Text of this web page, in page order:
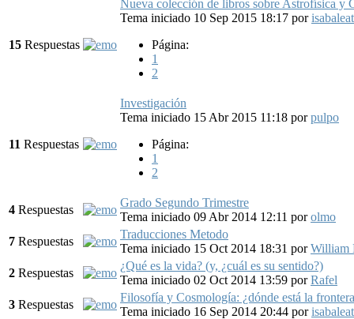
15 Respuestas
Nueva colección de libros sobre Astrofísica y
Tema iniciado 10 Sep 2015 18:17 por
Página:
1
2
11 Respuestas
Investigación
Tema iniciado 15 Abr 2015 11:18 porpulpo
Página:
1
2
4 Respuestas
Grado Segundo Trimestre
Tema iniciado 09 Abr 2014 12:11 porolmo
7 Respuestas
Traducciones Metodo
Tema iniciado 15 Oct 2014 18:31 porWilliam
2 Respuestas
¿Qué es la vida? (y, ¿cuál es su sentido?)
Tema iniciado 02 Oct 2014 13:59 porRafel
3 Respuestas
Filosofía y Cosmología: ¿dónde está la
Tema iniciado 16 Sep 2014 20:44 por